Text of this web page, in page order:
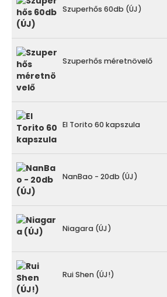
Szuperhős 60db (ÚJ)
Szuperhős méretnövelő
El Torito 60 kapszula
NanBao - 20db (ÚJ)
Niagara (ÚJ)
Rui Shen (ÚJ!)